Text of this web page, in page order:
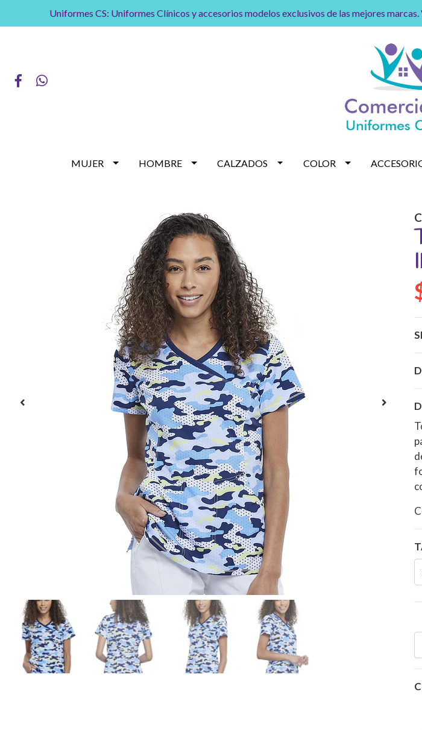
Uniformes CS: Uniformes Clínicos y accesorios modelos exclusivos de las mejores
MUJER HOMBRE CALZADOS COLOR